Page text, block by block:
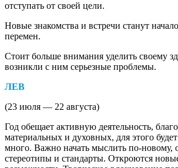
отступать от своей цели.
Новые знакомства и встречи станут
перемен.
Стоит больше внимания уделить своему
возникли с ним серьезные проблемы.
ЛЕВ
(23 июля — 22 августа)
Год обещает активную деятельность,
материальных и духовных, для этого
много. Важно начать мыслить по-новому,
стереотипы и стандарты. Откроются